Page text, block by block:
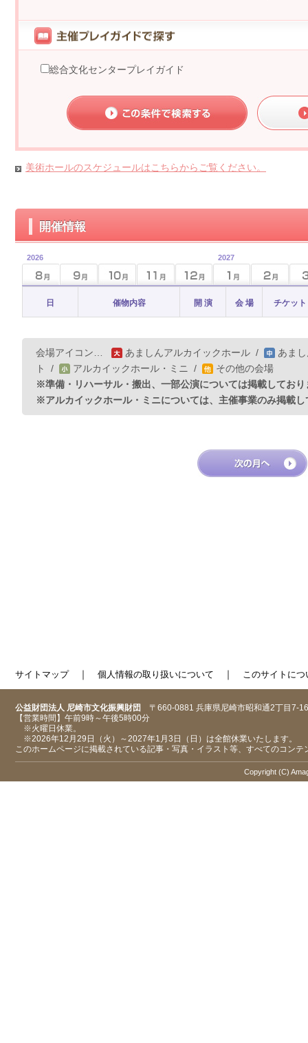
総合文化センタープレイガイド
美術ホールのスケジュールはこちらからご覧ください。
開催情報
2026 2027
日 催物内容 開 演 会 場 チケット
会場アイコン… あましんアルカイックホール /
あま
ト
/ アルカイックホール・ミニ /
その他の会場
※準備・リハーサル・搬出、一部公演については掲載しており
※アルカイックホール・ミニについては、主催事業のみ掲載し
サイトマップ｜ 個人情報の取り扱いについて ｜ このサイトにつ
公益財団法人 尼崎市文化振興財団 〒660-0881 兵庫県尼崎市昭和通2丁目7-16
【営業時間】午前9時～午後5時00分
※火曜日休業。
※2026年12月29日（火）～2027年1月3日（日）は全館休業いたします。
このホームページに掲載されている記事・写真・イラスト等、すべてのコン
Copyright (C)